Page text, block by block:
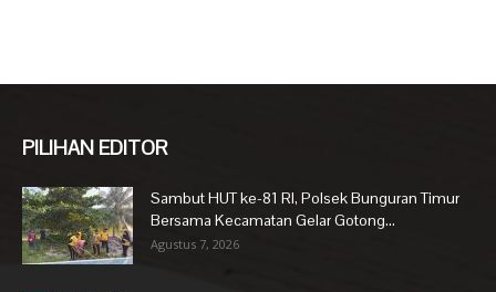
PILIHAN EDITOR
Sambut HUT ke-81 RI, Polsek Bunguran Timur
Bersama Kecamatan Gelar Gotong...
Agustus 7, 2026